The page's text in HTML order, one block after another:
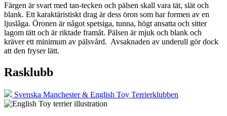
Färgen är svart med tan-tecken och pälsen skall vara tät, slät och
blank. Ett karaktäristiskt drag är dess öron som har formen av en
ljuslåga. Öronen är något spetsiga, tunna, högt ansatta och sitter
lagom tätt och är riktade framåt. Pälsen är mjuk och blank och
kräver ett minimum av pälsvård. Avsaknaden av underull gör dock
att den fryser lätt.
Rasklubb
Svenska Manchester & English Toy Terrierklubben